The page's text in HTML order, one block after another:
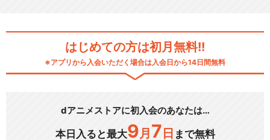
はじめての方は初月無料!!
※アプリから入会いただく場合は入会日から14日間無料
dアニメストアに初入会のあなたは…
本日入ると最大9 月 7 日 まで無料